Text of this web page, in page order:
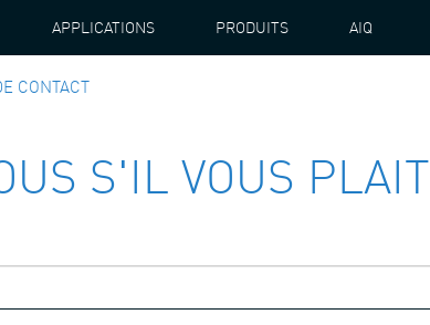
APPLICATIONS PRODUITS AIQ
CONTACT
S'IL VOUS PLAIT